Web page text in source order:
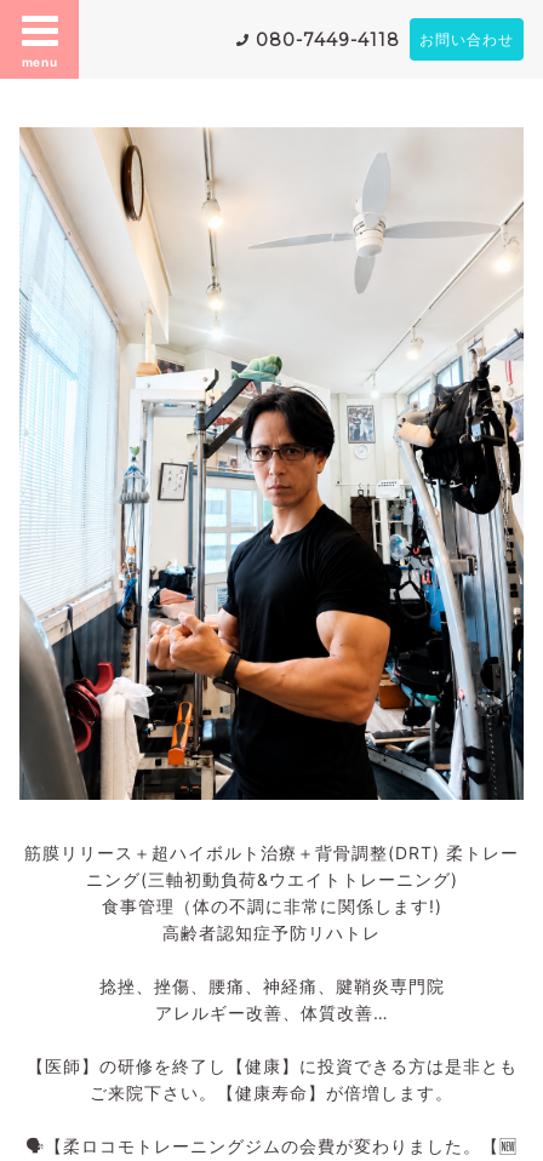
menu
080-7449-4118 お問い合わせ
筋膜リリース＋超ハイボルト治療＋背骨調整(DRT) 柔トレー
ニング(三軸初動負荷&ウエイトトレーニング)
食事管理（体の不調に非常に関係します!)
高齢者認知症予防リハトレ
捻挫、挫傷、腰痛、神経痛、腱鞘炎専門院
アレルギー改善、体質改善…
【医師】の研修を終了し【健康】に投資できる方は是非とも
ご来院下さい。【健康寿命】が倍増します。
🗣️【柔ロコモトレーニングジムの会費が変わりました。【🆕